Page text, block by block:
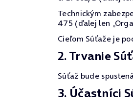
Technickým
475 (ďalej len
Cieľom Súťaže je
2. Trvanie
Súťaž bude
3. Účastníci